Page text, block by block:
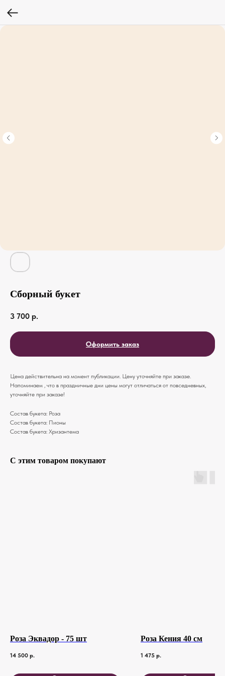
Сборный букет
3 700 р.
Оформить заказ
Цена действительна на момент публикации. Цену уточняйте при заказе.
Напоминаем , что в праздничные дни цены могут отличаться от повседневных,
уточняйте при заказе!
Состав букета: Роза
Состав букета: Пионы
Состав букета: Хризантема
С этим товаром покупают
Роза Эквадор - 75 шт
14 500 р.
Роза Кения 40 см
1 475 р.